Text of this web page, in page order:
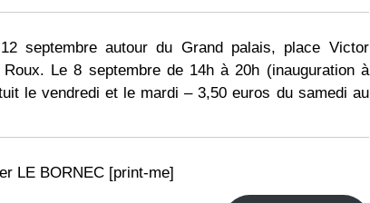
septembre autour du Grand palais, place Victor
Le 8 septembre de 14h à 20h (inauguration à
le vendredi et le mardi – 3,50 euros du samedi au
LE BORNEC [print-me]